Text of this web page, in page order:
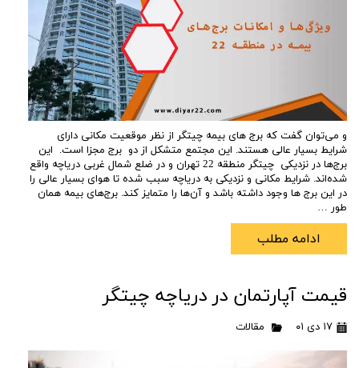
و می‌توان گفت که برج ‌های بیمه چیتگر از نظر موقعیت مکانی دارای
شرایط بسیار عالی هستند. این مجتمع متشکل از دو برج مجزا است. این
برج‌ها در نزدیکی چیتگر منطقه 22 تهران و در ضلع شمال غربی دریاچه واقع
شده‌اند. شرایط مکانی و نزدیکی به دریاچه سبب شده تا هوای بسیار عالی را
در این برج ‌ها وجود داشته باشد و آن‌ها را متمایز کند. برج‌های بیمه همان‌
طور …
ادامه مطلب
قیمت آپارتمان در دریاچه چیتگر
۱۷ دی ۰۱ مقالات